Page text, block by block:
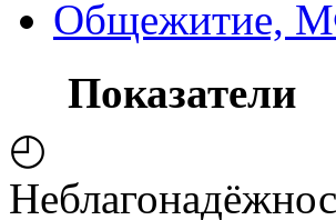
Общежитие,
Показатели
◴